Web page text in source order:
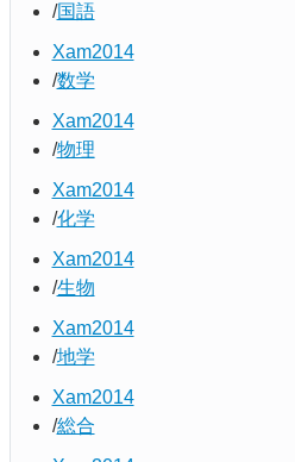
国語
Xam2014
数学
Xam2014
物理
Xam2014
化学
Xam2014
生物
Xam2014
地学
Xam2014
総合